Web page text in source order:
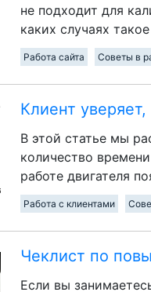
не подходит для
каких случаях
Работа сайта Советы в
Клиент
В этой статье мы
количество
работе двигателя
Работа с клиентами
Чеклист по
Если вы